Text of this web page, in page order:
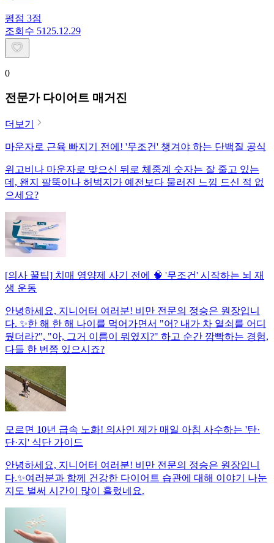
평점 3점
조회수 51 25.12.29
0
전문가 다이어트 매거진
더보기
마운자로 근육 빠지기 전에! '무조건' 챙겨야 하는 단백질 공식
위고비나 마운자로 맞으신 뒤로 체중계 숫자는 잘 줄고 있는
데, 왠지 팔뚝이나 허벅지가 예전보다 물러진 느낌 드신 적 없
으세요?
[의사 꿀팁] 치매 영양제 사기 전에 🧠 '무조건' 시작하는 뇌 재
생 운동
안녕하세요, 지니어터 여러분! 비만 전문의 정승은 원장입니
다. ✨한 해 한 해 나이를 먹어가면서 "어? 내가 차 열쇠를 어디
뒀더라?", "아, 그거 이름이 뭐였지?" 하고 순간 깜빡하는 경험,
다들 한 번쯤 있으시죠?
모르면 10년 급속 노화! 의사인 제가 매일 아침 사수하는 '탄·
단·지' 식단 가이드
안녕하세요, 지니어터 여러분! 비만 전문의 정승은 원장입니
다.✨여러분과 함께 건강한 다이어트 습관에 대해 이야기 나눈
지도 벌써 시간이 많이 흘렀네요.